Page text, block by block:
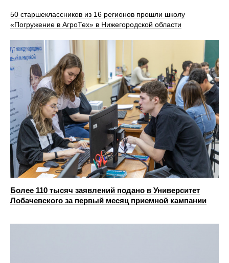
50 старшеклассников из 16 регионов прошли школу
«Погружение в АгроТех» в Нижегородской области
Более 110 тысяч заявлений подано в Университет
Лобачевского за первый месяц приемной кампании